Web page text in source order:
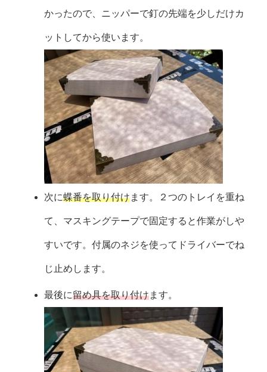
かったので、ニッパーで釘の先端を少しだけカ
ットしてから使います。
次に蝶番を取り付けます。２つのトレイを重ね
て、マスキングテープで固定すると作業がしや
すいです。付属のネジを使ってドライバーでね
じ止めします。
最後に留め具を取り付けます。